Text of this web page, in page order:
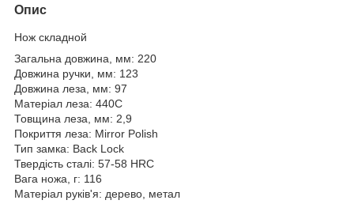
Опис
Нож складной
Загальна довжина, мм: 220
Довжина ручки, мм: 123
Довжина леза, мм: 97
Матеріал леза: 440C
Товщина леза, мм: 2,9
Покриття леза: Mirror Polish
Тип замка: Back Lock
Твердість сталі: 57-58 HRC
Вага ножа, г: 116
Матеріал руків'я: дерево, метал